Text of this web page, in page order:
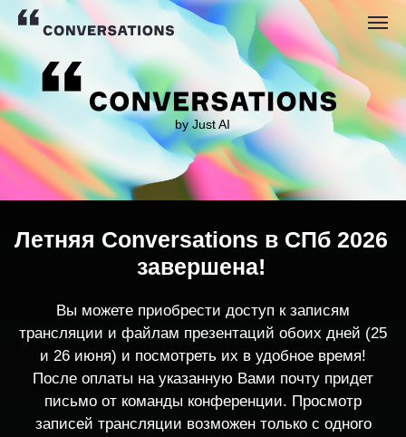
by Just AI
трансляции и файлам презентаций обоих дней (25
После оплаты на указанную Вами почту придет
записей трансляции возможен только с одного
устройства единовременно.
По любым вопросам пишите
contact@conversations-ai.co m
Летняя Conversations в СПб 2026
завершена!